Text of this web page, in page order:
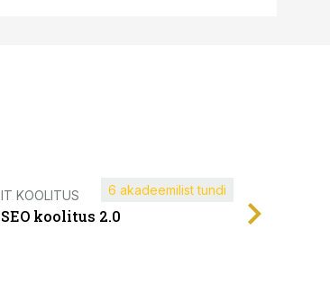
IT KOOLITUS
SEO koolitus 2.0
6 akadeemilist tundi